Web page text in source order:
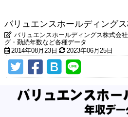
バリュエンスホールディング
バリュエンスホールディングス株式会
グ・勤続年数など各種データ
2014年08月23日
2023年06月25日